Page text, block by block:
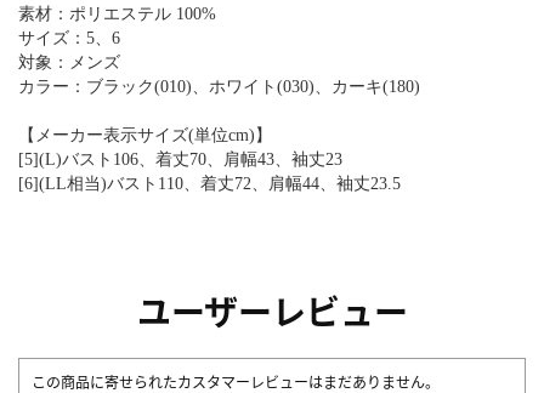
素材：ポリエステル 100%
サイズ：5、6
対象：メンズ
カラー：ブラック(010)、ホワイト(030)、カーキ(180)
【メーカー表示サイズ(単位cm)】
[5](L)バスト106、着丈70、肩幅43、袖丈23
[6](LL相当)バスト110、着丈72、肩幅44、袖丈23.5
ユーザーレビュー
この商品に寄せられたカスタマーレビューはまだありません。